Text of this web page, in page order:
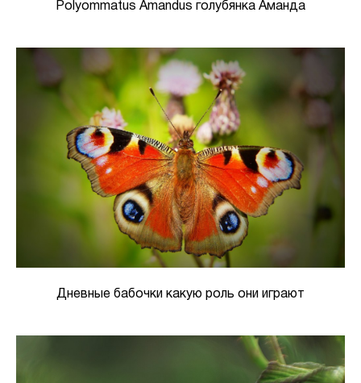
Polyommatus Amandus голубянка Аманда
Дневные бабочки какую роль они играют